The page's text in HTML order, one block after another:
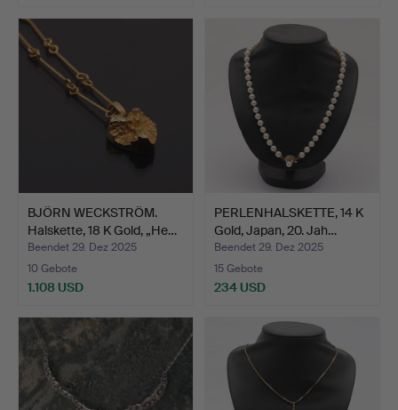
BJÖRN WECKSTRÖM.
Halskette, 18 K Gold, „He…
Beendet 29. Dez 2025
10 Gebote
1.108 USD
PERLENHALSKETTE, 14 K
Gold, Japan, 20. Jah…
Beendet 29. Dez 2025
15 Gebote
234 USD